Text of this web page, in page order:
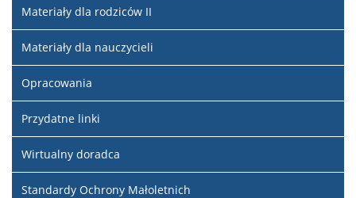
Materiały dla rodziców II
Materiały dla nauczycieli
Opracowania
Przydatne linki
Wirtualny doradca
Standardy Ochrony Małoletnich